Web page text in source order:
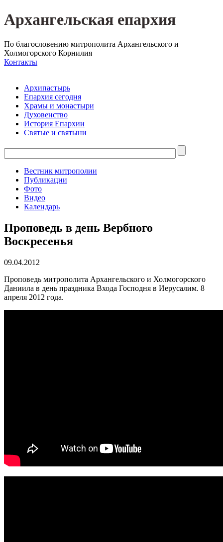
Архангельская епархия
По благословению митрополита Архангельского и
Холмогорского Корнилия
Контакты
Архипастырь
Епархия сегодня
Храмы и монастыри
Духовенство
История Епархии
Святые и святыни
Вестник митрополии
Публикации
Фото
Видео
Календарь
Проповедь в день Вербного
Воскресенья
09.04.2012
Проповедь митрополита Архангельского и Холмогорского
Даниила в день праздника Входа Господня в Иерусалим. 8
апреля 2012 года.